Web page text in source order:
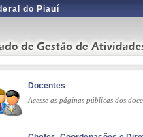
do Piauí
Docentes
Acesse as páginas públicas dos